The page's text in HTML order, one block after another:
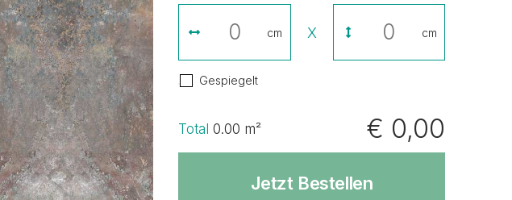
cm X cm
Gespiegelt
Total 0.00 m² € 0,00
Jetzt Bestellen